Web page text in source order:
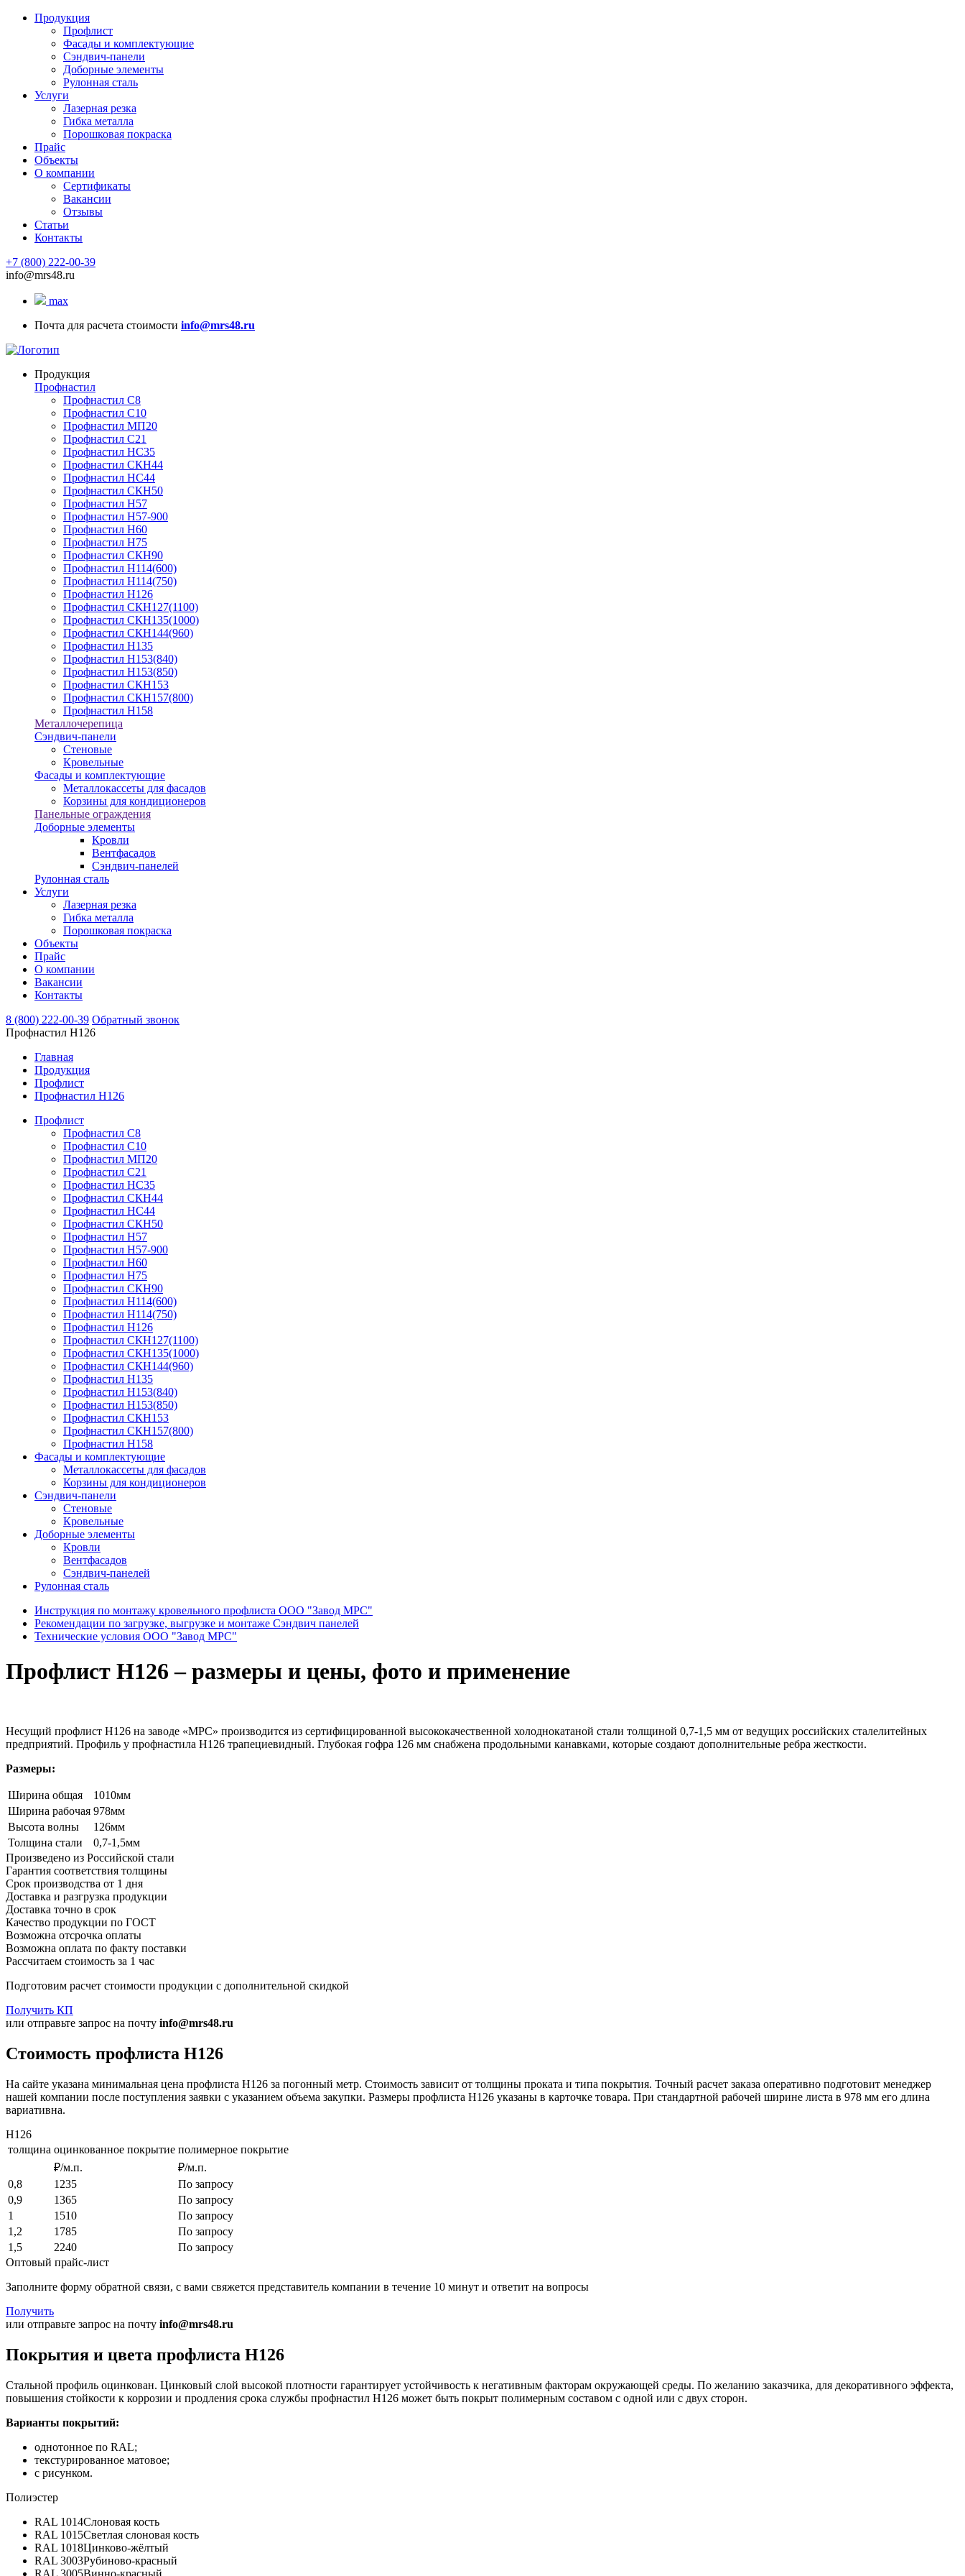
Продукция
Профлист
Фасады и комплектующие
Сэндвич-панели
Доборные элементы
Рулонная сталь
Услуги
Лазерная резка
Гибка металла
Порошковая покраска
Прайс
Объекты
О компании
Сертификаты
Вакансии
Отзывы
Статьи
Контакты
+7 (800) 222-00-39
info@mrs48.ru
max
Почта для расчета стоимости info@mrs48.ru
Продукция
Профнастил
Профнастил C8
Профнастил С10
Профнастил МП20
Профнастил С21
Профнастил НС35
Профнастил СКН44
Профнастил НС44
Профнастил СКН50
Профнастил Н57
Профнастил H57-900
Профнастил Н60
Профнастил Н75
Профнастил СКН90
Профнастил Н114(600)
Профнастил Н114(750)
Профнастил Н126
Профнастил СКН127(1100)
Профнастил СКН135(1000)
Профнастил СКН144(960)
Профнастил Н135
Профнастил Н153(840)
Профнастил Н153(850)
Профнастил СКН153
Профнастил СКН157(800)
Профнастил Н158
Металлочерепица
Сэндвич-панели
Стеновые
Кровельные
Фасады и комплектующие
Металлокассеты для фасадов
Корзины для кондиционеров
Панельные ограждения
Доборные элементы
Кровли
Вентфасадов
Сэндвич-панелей
Рулонная сталь
Услуги
Лазерная резка
Гибка металла
Порошковая покраска
Объекты
Прайс
О компании
Вакансии
Контакты
8 (800) 222-00-39 Обратный звонок
Профнастил Н126
Главная
Продукция
Профлист
Профнастил Н126
Профлист
Профнастил C8
Профнастил С10
Профнастил МП20
Профнастил С21
Профнастил НС35
Профнастил СКН44
Профнастил НС44
Профнастил СКН50
Профнастил Н57
Профнастил H57-900
Профнастил Н60
Профнастил Н75
Профнастил СКН90
Профнастил Н114(600)
Профнастил Н114(750)
Профнастил Н126
Профнастил СКН127(1100)
Профнастил СКН135(1000)
Профнастил СКН144(960)
Профнастил Н135
Профнастил Н153(840)
Профнастил Н153(850)
Профнастил СКН153
Профнастил СКН157(800)
Профнастил Н158
Фасады и комплектующие
Металлокассеты для фасадов
Корзины для кондиционеров
Сэндвич-панели
Стеновые
Кровельные
Доборные элементы
Кровли
Вентфасадов
Сэндвич-панелей
Рулонная сталь
Инструкция по монтажу кровельного профлиста ООО "Завод МРС"
Рекомендации по загрузке, выгрузке и монтаже Сэндвич панелей
Технические условия ООО "Завод МРС"
Профлист Н126 – размеры и цены, фото и применение
Несущий профлист Н126 на заводе «МРС» производится из сертифицированной высококачественной холоднокатаной стали толщиной 0,7-1,5 мм от ведущих российских сталелитейных
предприятий. Профиль у профнастила Н126 трапециевидный. Глубокая гофра 126 мм снабжена продольными канавками, которые создают дополнительные ребра жесткости.
Размеры:
Ширина общая
1010мм
Ширина рабочая 978мм
Высота волны
126мм
Толщина стали
0,7-1,5мм
Произведено из Российской стали
Гарантия соответствия толщины
Срок производства от 1 дня
Доставка и разгрузка продукции
Доставка точно в срок
Качество продукции по ГОСТ
Возможна отсрочка оплаты
Возможна оплата по факту поставки
Рассчитаем стоимость за 1 час
Подготовим расчет стоимости продукции с дополнительной скидкой
Получить КП
или отправьте запрос на почту info@mrs48.ru
Стоимость профлиста Н126
На сайте указана минимальная цена профлиста Н126 за погонный метр. Стоимость зависит от толщины проката и типа покрытия. Точный расчет заказа оперативно подготовит менеджер
нашей компании после поступления заявки с указанием объема закупки. Размеры профлиста Н126 указаны в карточке товара. При стандартной рабочей ширине листа в 978 мм его длина
вариативна.
Н126
толщина оцинкованное покрытие полимерное покрытие
₽/м.п.
₽/м.п.
0,8
1235
По запросу
0,9
1365
По запросу
1
1510
По запросу
1,2
1785
По запросу
1,5
2240
По запросу
Оптовый прайс-лист
Заполните форму обратной связи, с вами свяжется представитель компании в течение 10 минут и ответит на вопросы
Получить
или отправьте запрос на почту info@mrs48.ru
Покрытия и цвета профлиста Н126
Стальной профиль оцинкован. Цинковый слой высокой плотности гарантирует устойчивость к негативным факторам окружающей среды. По желанию заказчика, для декоративного эффекта,
повышения стойкости к коррозии и продления срока службы профнастил Н126 может быть покрыт полимерным составом с одной или с двух сторон.
Варианты покрытий:
однотонное по RAL;
текстурированное матовое;
с рисунком.
Полиэстер
RAL 1014Слоновая кость
RAL 1015Светлая слоновая кость
RAL 1018Цинково-жёлтый
RAL 3003Рубиново-красный
RAL 3005Винно-красный